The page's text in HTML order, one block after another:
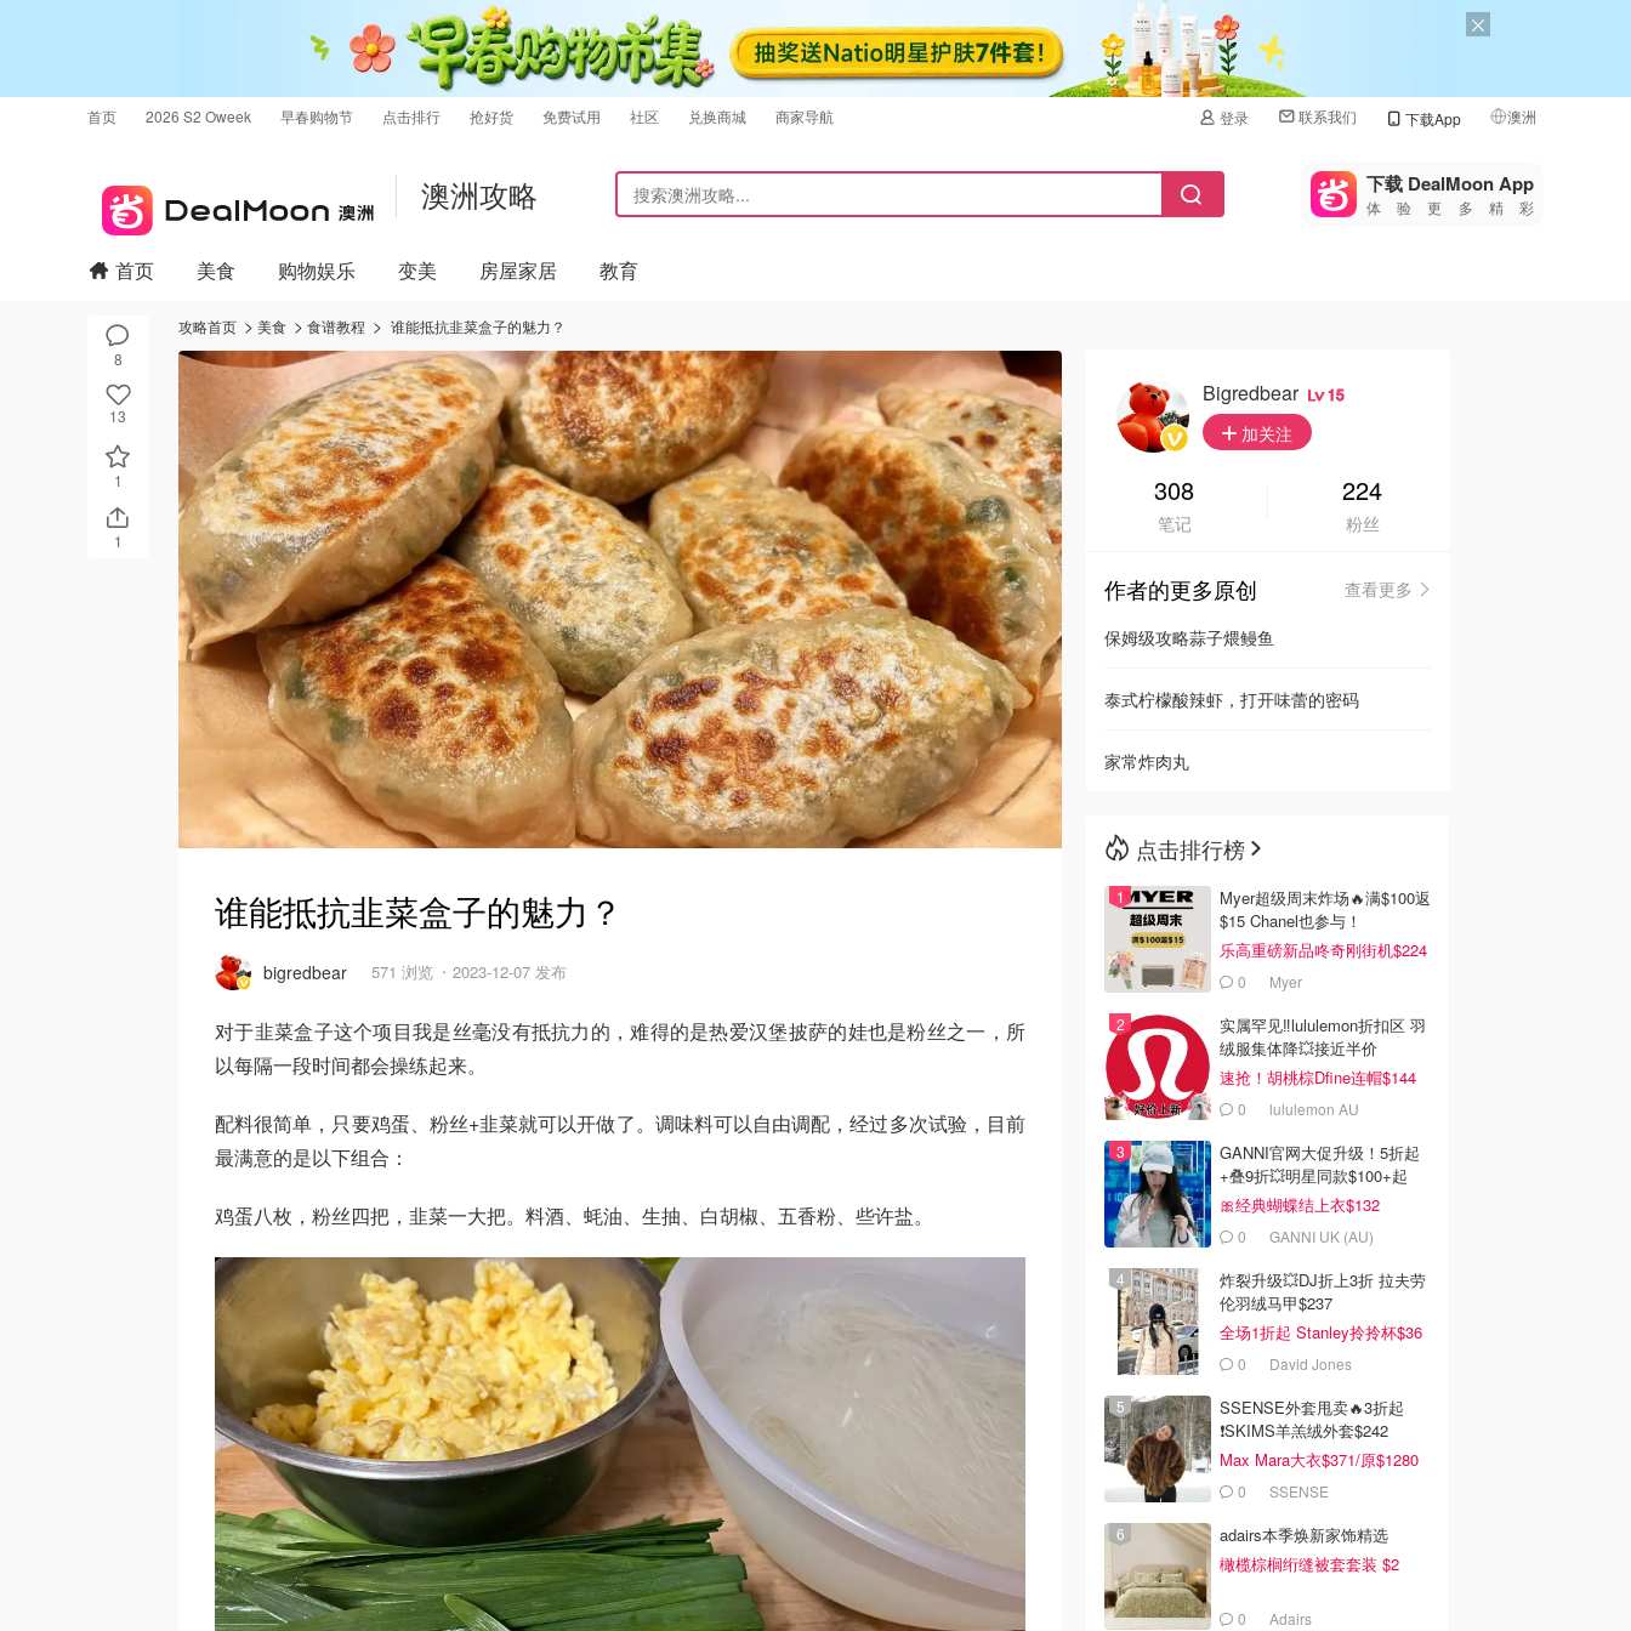
首页 2026 S2 Oweek 早春购物节 点击排行 抢好货 免费试用 社区 兑换商城 商家导航 登录 联系我们 下载App 澳洲
🇺🇸
🇨🇳 中国
🇮🇹
🇦🇺
🇳🇿新西兰
澳洲攻略 下载 DealMoon App
体验更多精彩
8
13
1
1
首页 美食 购物娱乐 变美 房屋家居 教育
攻略首页 美食 食谱教程 谁能抵抗韭菜盒子的魅力？
谁能抵抗韭菜盒子的魅力？
bigredbear 571 浏览 2023-12-07 发布
对于韭菜盒子这个项目我是丝毫没有抵抗力的，难得的是热爱汉堡披萨的娃也是粉丝之一，所
以每隔一段时间都会操练起来。
配料很简单，只要鸡蛋、粉丝+韭菜就可以开做了。调味料可以自由调配，经过多次试验，目前
最满意的是以下组合：
鸡蛋八枚，粉丝四把，韭菜一大把。料酒、蚝油、生抽、白胡椒、五香粉、些许盐。
Bigredbear 15
加关注
308
笔记
224
粉丝
作者的更多原创
查看更多
保姆级攻略蒜子煨鳗鱼
泰式柠檬酸辣虾，打开味蕾的密码
家常炸肉丸
点击排行榜
Myer超级周末炸场🔥满$100返
$15 Chanel也参与！
乐高重磅新品咚奇刚街机$224
0 Myer
实属罕见‼️lululemon折扣区 羽
绒服集体降💥接近半价
速抢！胡桃棕Dfine连帽$144
0 lululemon AU
GANNI官网大促升级！5折起
+叠9折💥明星同款$100+起
🎀经典蝴蝶结上衣$132
0 GANNI UK (AU)
炸裂升级💥DJ折上3折 拉夫劳
伦羽绒马甲$237
全场1折起 Stanley拎拎杯$36
0 David Jones
SSENSE外套甩卖🔥3折起
❗SKIMS羊羔绒外套$242
Max Mara大衣$371/原$1280
0 SSENSE
adairs本季焕新家饰精选
橄榄棕榈绗缝被套套装 $2
0 Adairs